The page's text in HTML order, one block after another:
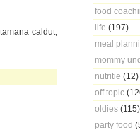
food
life (197)
meal
mommy
nutritie (12)
off topic
oldies (115)
party food
caldut,